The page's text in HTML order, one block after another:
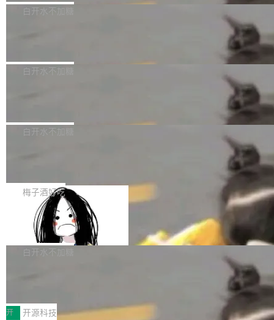
不得生成涉及安全性的关键变更，除非作者本身
36个月。 公告显示，本次宇树科技战略配售对
员工参与设立的专项资产管理计划。其中，Dee
获配9...
Bug fixes and enhancements 修复多次传递同
一个回归问题，该问题导致拉取镜像时会拒绝包
题，该问题可能导致在旧版 Linux 内核...
白开水不加糖
e 孵化器项目管理委员会（IPMC）投票中获得
P）！这一里程碑不仅标志着 Fluss 迈入新的发
白开水不加糖
长期停止内容更新，未能实现其作为“AI版维基百
提交的编辑请求也长期处于待处理状态。 Groki
pedia 于去年底上线，定位为由人工智能生成内
容的百科平台，被马斯克视为传统众包百科网站
维基百科的替代方案。Lawfare 调查发现，无论
热门页面还是低关注度页面，均未出现近期更
白开水不加糖
是这样的：配 MessageSource 的 Bean、写 R
eloadableResourceBundleMessageSource、
声明 LocaleResolver、注册 LocaleChangeInt
erceptor…五六步之后才能看到第一行翻译文
本。 Solon 换了个方式。整个 i18n 模块围绕三
梅子酒好吃
Apache Doris 4.1 全面增强 Iceberg：
支持 UPDATE、MERGE INTO 与 Iceb
erg V3
Apache Doris 4.1 要补齐的，正是缺失的那一
半。在已有查询能力的基础上，Doris 进一步支
常维护操作，并完整支持 Iceberg V3 格式。
白开水不加糖
村国家自主创新示范区会议中心开幕。本届大会
开 开源科技